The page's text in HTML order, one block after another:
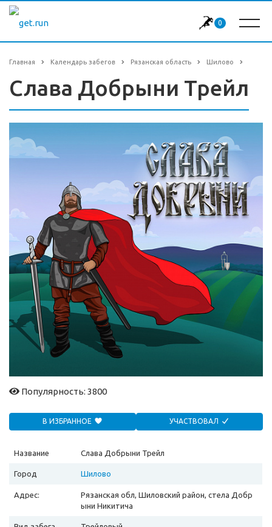
0
Главная Календарь забегов Рязанская область Шилово
Слава Добрыни Трейл
Популярность: 3800
В ИЗБРАННОЕ УЧАСТВОВАЛ
Название Слава Добрыни Трейл
Город Шилово
Адрес:
Рязанская обл, Шиловский район, стела Добр
ыни Никитича